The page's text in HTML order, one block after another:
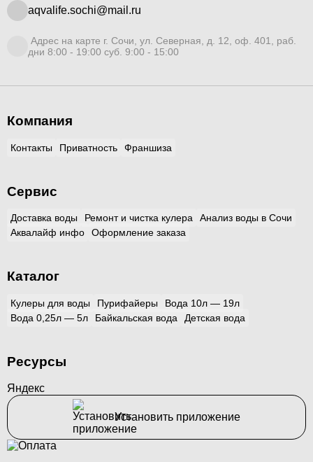
aqvalife.sochi@mail.ru
Адрес на карте г. Сочи, ул. Северная, д. 12, оф. 401, раб.
дни 8:00 - 19:00 суб. 9:00 - 15:00
Компания
Контакты Приватность Франшиза
Сервис
Доставка воды Ремонт и чистка кулера
Анализ воды в Сочи
Аквалайф инфо
Оформление заказа
Каталог
Кулеры для воды Пурифайеры
Вода 10л — 19л
Вода 0,25л — 5л
Байкальская вода Детская вода
Ресурсы
Яндекс
Установить приложение